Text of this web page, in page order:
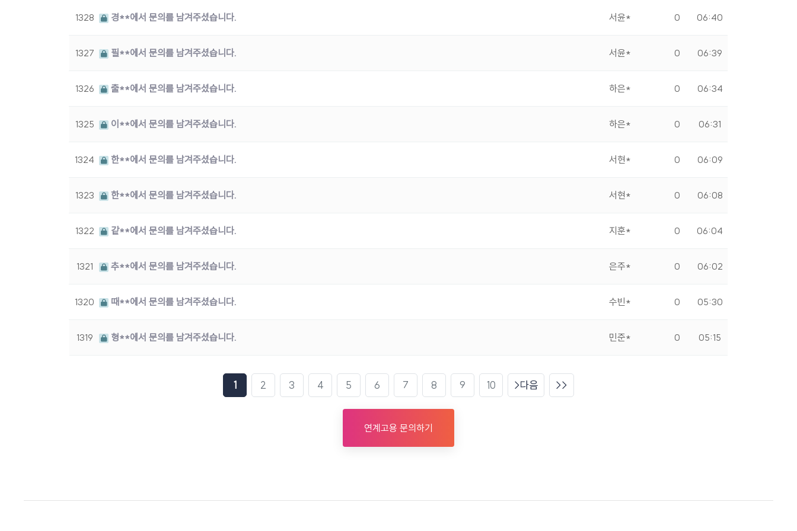
1328 경**에서 문의를 남겨주셨습니다. 서윤* 0 06:40
1327 필**에서 문의를 남겨주셨습니다. 서윤* 0 06:39
1326 출**에서 문의를 남겨주셨습니다. 하은* 0 06:34
1325 이**에서 문의를 남겨주셨습니다. 하은* 0 06:31
1324 한**에서 문의를 남겨주셨습니다. 서현* 0 06:09
1323 한**에서 문의를 남겨주셨습니다. 서현* 0 06:08
1322 같**에서 문의를 남겨주셨습니다. 지훈* 0 06:04
1321 추**에서 문의를 남겨주셨습니다. 은주* 0 06:02
1320 때**에서 문의를 남겨주셨습니다. 수빈* 0 05:30
1319 형**에서 문의를 남겨주셨습니다. 민준* 0 05:15
1 2 3 4 5 6 7 8 9 10 다음
연계고용 문의하기